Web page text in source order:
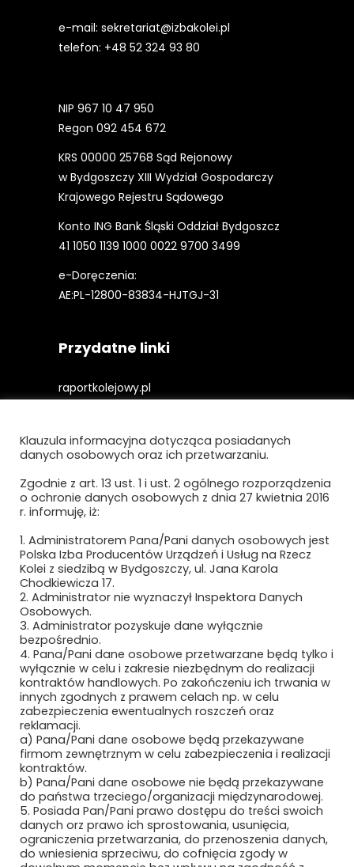
e-mail: sekretariat@izbakolei.pl
telefon: +48 52 324 93 80
NIP 967 10 47 950
Regon 092 454 672
KRS 00000 25768 Sąd Rejonowy
w Bydgoszczy XIII Wydział Gospodarczy
Krajowego Rejestru Sądowego
Konto ING Bank Śląski Oddział Bydgoszcz
41 1050 1139 1000 0022 9700 3499
e-Doręczenia:
AE:PL-12800-83834-HJTGJ-31
Przydatne linki
raportkolejowy.pl
kolejowefirmy.pl
Polityka prywatności i cookies
Regulamin strony
Newsletter
Subskrybuj, aby być na bieżąco
Klauzula informacyjna dotycząca posiadanych
danych osobowych oraz ich przetwarzaniu.
Zgodnie z art. 13 ust. 1 i ust. 2 ogólnego rozporządzenia
o ochronie danych osobowych z dnia 27 kwietnia 2016
r. informuję, iż:
1. Administratorem Pana/Pani danych osobowych jest
Polska Izba Producentów Urządzeń i Usług na Rzecz
Kolei z siedzibą w Bydgoszczy, ul. Jana Karola
Chodkiewicza 17.
2. Administrator nie wyznaczył Inspektora Danych
Osobowych.
3. Administrator pozyskuje dane wyłącznie
bezpośrednio.
4. Pana/Pani dane osobowe przetwarzane będą tylko i
wyłącznie w celu i zakresie niezbędnym do realizacji
kontraktów handlowych. Po zakończeniu ich trwania w
innych zgodnych z prawem celach np. w celu
zabezpieczenia ewentualnych roszczeń oraz
reklamacji.
a) Pana/Pani dane osobowe będą przekazywane
firmom zewnętrznym w celu zabezpieczenia i realizacji
kontraktów.
b) Pana/Pani dane osobowe nie będą przekazywane
do państwa trzeciego/organizacji międzynarodowej.
5. Posiada Pan/Pani prawo dostępu do treści swoich
danych orz prawo ich sprostowania, usunięcia,
ograniczenia przetwarzania, do przenoszenia danych,
do wniesienia sprzeciwu, do cofnięcia zgody w